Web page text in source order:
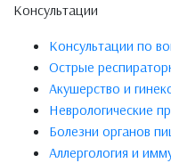
Консультации
Консультации по
Острые
Акушерство и
Неврологические
Болезни органов
Аллергология и